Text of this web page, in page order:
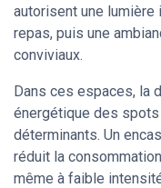
autorisent une lumière
repas, puis une
conviviaux.
Dans ces espaces, la
énergétique des
déterminants. Un
réduit la
même à faible